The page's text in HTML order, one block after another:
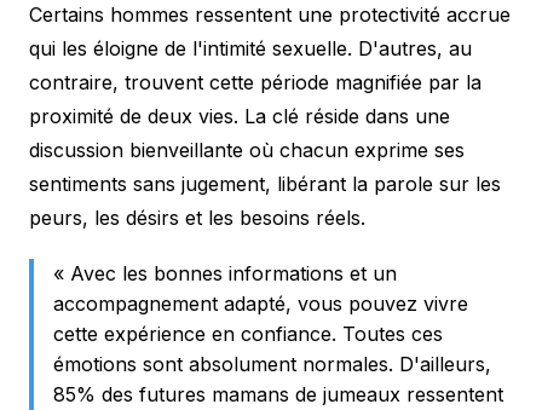
Certains hommes ressentent une protectivité accrue
qui les éloigne de l'intimité sexuelle. D'autres, au
contraire, trouvent cette période magnifiée par la
proximité de deux vies. La clé réside dans une
discussion bienveillante où chacun exprime ses
sentiments sans jugement, libérant la parole sur les
peurs, les désirs et les besoins réels.
« Avec les bonnes informations et un
accompagnement adapté, vous pouvez vivre
cette expérience en confiance. Toutes ces
émotions sont absolument normales. D'ailleurs,
85% des futures mamans de jumeaux ressentent